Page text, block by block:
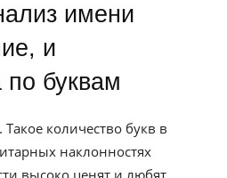
и
буквам
количество букв в
наклонностях
высоко ценят и любят